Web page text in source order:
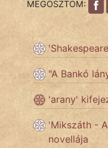
MEGOSZTOM:
"A Bankó
'arany'
'Mikszáth -
novellája